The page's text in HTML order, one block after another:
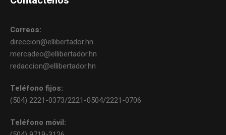
Correos:
direccion@ellibertador.hn
mercadeo@ellibertador.hn
redaccion@ellibertador.hn
Teléfono fijos:
(504) 2221-0373/2221-0504/2221-0706
Teléfono móvil: